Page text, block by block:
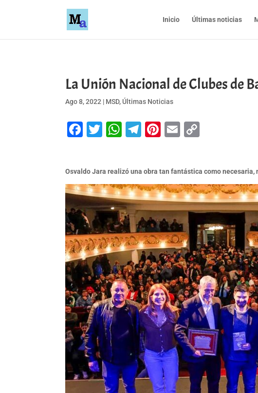
Inicio Últimas noticias
La Unión Nacional de Clubes de
Ago 8, 2022 | MSD, Últimas Noticias
Facebook
Twitter
WhatsApp
Telegram
Pinterest
Email
Osvaldo Jara realizó una obra tan fantástica como necesaria,